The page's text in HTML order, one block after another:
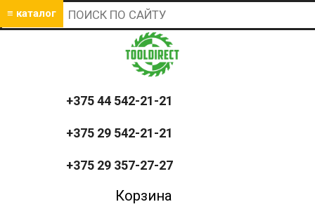
≡ каталог
+375 44 542-21-21
+375 29 542-21-21
+375 29 357-27-27
Корзина